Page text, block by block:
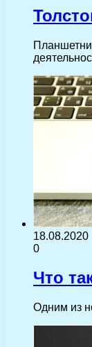
18.08.2020
0
Что
Одним из